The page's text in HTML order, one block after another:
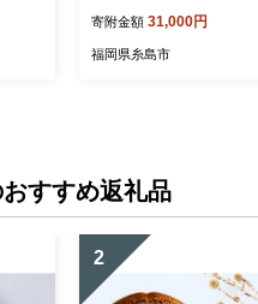
寄附金額 31,000円
福岡県糸島市
すすめ返礼品
2